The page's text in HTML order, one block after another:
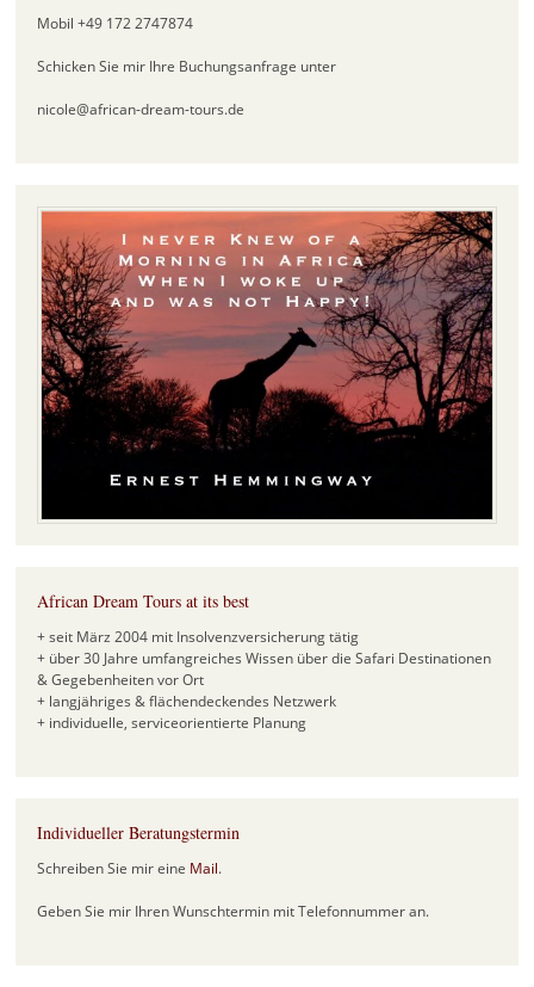
Mobil +49 172 2747874
Schicken Sie mir Ihre Buchungsanfrage unter
nicole@african-dream-tours.de
African Dream Tours at its best
+ seit März 2004 mit Insolvenzversicherung tätig
+ über 30 Jahre umfangreiches Wissen über die Safari Destinationen
& Gegebenheiten vor Ort
+ langjähriges & flächendeckendes Netzwerk
+ individuelle, serviceorientierte Planung
Individueller Beratungstermin
Schreiben Sie mir eine Mail.
Geben Sie mir Ihren Wunschtermin mit Telefonnummer an.